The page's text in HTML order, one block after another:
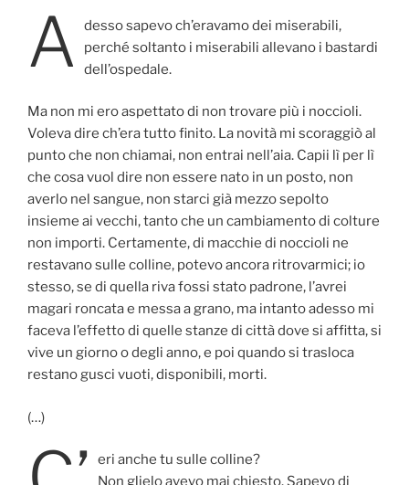
A
desso sapevo ch’eravamo dei miserabili,
perché soltanto i miserabili allevano i bastardi
dell’ospedale.
Ma non mi ero aspettato di non trovare più i noccioli.
Voleva dire ch’era tutto finito. La novità mi scoraggiò al
punto che non chiamai, non entrai nell’aia. Capii lì per lì
che cosa vuol dire non essere nato in un posto, non
averlo nel sangue, non starci già mezzo sepolto
insieme ai vecchi, tanto che un cambiamento di colture
non importi. Certamente, di macchie di noccioli ne
restavano sulle colline, potevo ancora ritrovarmici; io
stesso, se di quella riva fossi stato padrone, l’avrei
magari roncata e messa a grano, ma intanto adesso mi
faceva l’effetto di quelle stanze di città dove si affitta, si
vive un giorno o degli anno, e poi quando si trasloca
restano gusci vuoti, disponibili, morti.
(…)
eri anche tu sulle colline?
Non glielo avevo mai chiesto. Sapevo di